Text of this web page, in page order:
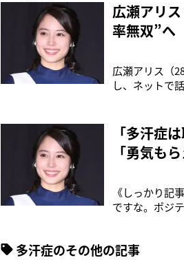
広瀬アリ
率無双”へ
広瀬アリス（
し、ネットで
よかな体型
クスとはディズ
「多汗症
「勇気も
《しっかり記
ですな。ポジ
場まで持っ
メント。そ
多汗症のその他の記事